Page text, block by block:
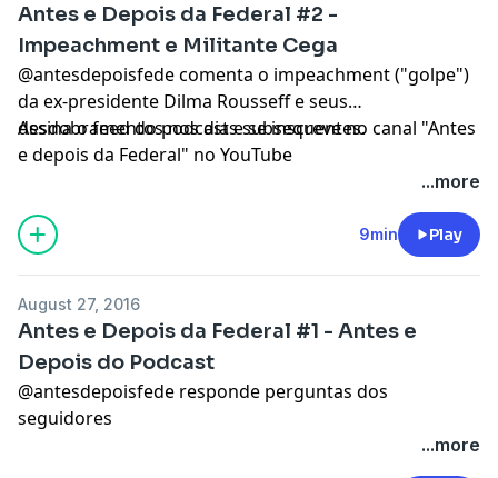
Antes e Depois da Federal #2 -
Impeachment e Militante Cega
@antesdepoisfede comenta o impeachment ("golpe")
da ex-presidente Dilma Rousseff e seus
desdobramentos nos dias subsequentes.
Assina o feed do podcast e se inscreve no canal "Antes
e depois da Federal" no YouTube
...more
9min Play
August 27, 2016
Antes e Depois da Federal #1 - Antes e
Depois do Podcast
@antesdepoisfede responde perguntas dos
seguidores
...more